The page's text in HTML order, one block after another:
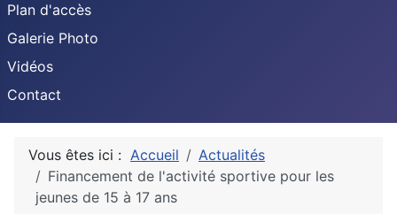
Plan d'accès
Galerie Photo
Vidéos
Contact
Vous êtes ici : Accueil
Actualités
Financement de l'activité sportive pour les
jeunes de 15 à 17 ans